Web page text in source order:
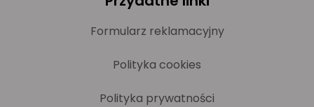
Formularz reklamacyjny
Polityka cookies
Polityka prywatności